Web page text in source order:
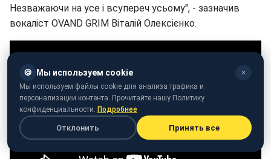
Незважаючи на усе і всупереч усьому", - зазначив
вокаліст OVAND GRIM Віталій Олексієнко.
🍪 Мы используем cookie ✕
Мы используем файлы cookie для анализа трафика и
персонализации контента. Прочитайте нашу Политику
конфиденциальности. Подробнее
Отклонить Принять все